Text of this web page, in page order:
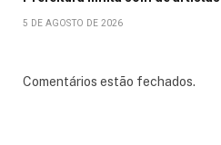
5 DE AGOSTO DE 2026
Comentários estão fechados.